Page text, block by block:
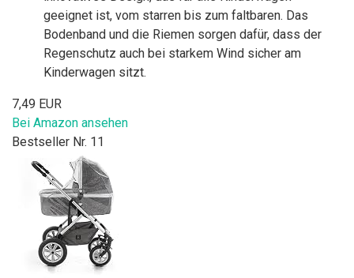
geeignet ist, vom starren bis zum faltbaren. Das
Bodenband und die Riemen sorgen dafür, dass der
Regenschutz auch bei starkem Wind sicher am
Kinderwagen sitzt.
7,49 EUR
Bei Amazon ansehen
Bestseller Nr. 11